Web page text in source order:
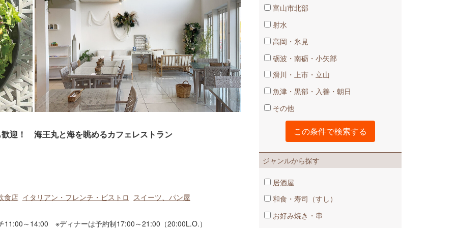
富山市北部
射水
高岡・氷見
砺波・南砺・小矢部
滑川・上市・立山
魚津・黒部・入善・朝日
その他
ジャンルから探す
居酒屋
和食・寿司（すし）
お好み焼き・串
迎！ 海王丸と海を眺めるカフェレストラン
食店 イタリアン・フレンチ・ビストロ スイーツ、パン屋
～14:00 ※ディナーは予約制17:00～21:00（20:00L.O.）